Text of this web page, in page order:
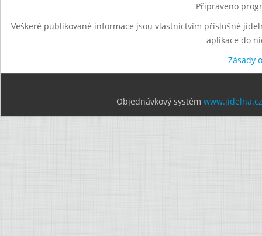
Připraveno
Veškeré publikované informace jsou vlastnictvím příslušné
aplikace do
Zásady
Objednávkový systém www.jidelna.cz